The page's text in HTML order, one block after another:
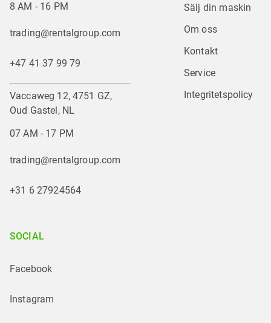
8 AM - 16 PM
trading@rentalgroup.com
+47 41 37 99 79
Vaccaweg 12, 4751 GZ,
Oud Gastel, NL
07 AM - 17 PM
trading@rentalgroup.com
+31 6 27924564
Sälj din maskin
Om oss
Kontakt
Service
Integritetspolicy
SOCIAL
Facebook
Instagram